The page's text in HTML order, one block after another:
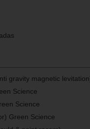
gravity magnetic
Science
Science
Green Science